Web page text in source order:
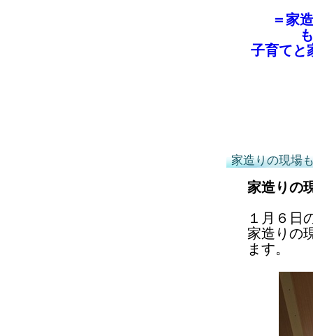
＝家
子育てと
家造りの現場
家造りの
１月６日
家造りの
ます。